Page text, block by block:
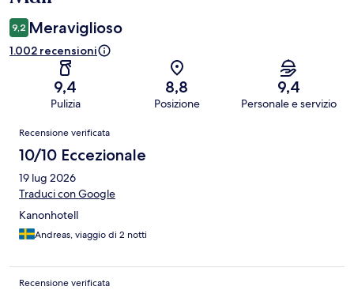
9,2 Meraviglioso
1.002 recensioni
9,4
Pulizia
8,8
Posizione
9,4
Personale e servizio
Recensioni
Recensione verificata
10/10 Eccezionale
19 lug 2026
Traduci con Google
Kanonhotell
Andreas, viaggio di 2 notti
Recensione verificata